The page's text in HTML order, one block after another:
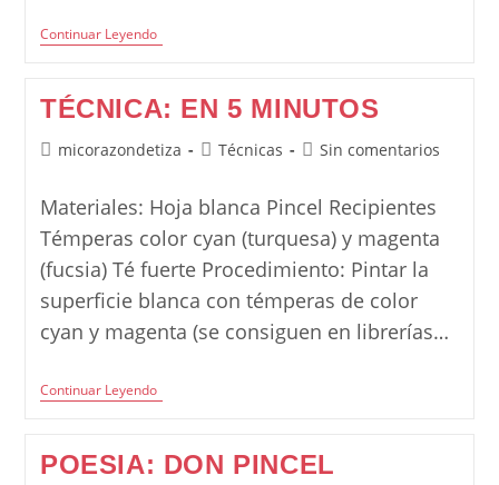
Continuar LeyendoTécnica:
Pintamos
Divisor
De
Cubiertos
TÉCNICA: EN 5 MINUTOS
Autor
la
entrada:
micorazondetiza
Categoría
la
entrada:
Técnicas
Comentarios
entrada:
Sin comentarios
Materiales: Hoja blanca Pincel Recipientes
Témperas color cyan (turquesa) y magenta
(fucsia) Té fuerte Procedimiento: Pintar la
superficie blanca con témperas de color
cyan y magenta (se consiguen en librerías…
Continuar LeyendoTécnica:
En
POESIA: DON PINCEL